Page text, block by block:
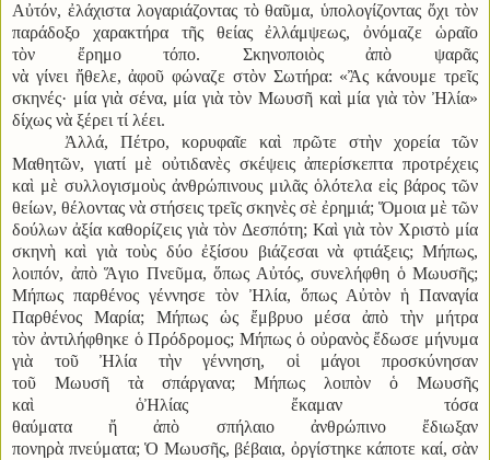
Αὐτόν, ἐλάχιστα λογαριάζοντας τὸ θαῦμα, ὑπολογίζοντας ὄχι τὸν
παράδοξο χαρακτήρα τῆς θείας ἐλλάμψεως, ὀνόμαζε ὡραῖο
τὸν ἔρημο τόπο. Σκηνοποιὸς ἀπὸ ψαρᾶς
νὰ γίνει ἤθελε, ἀφοῦ φώναζε στὸν Σωτήρα: «Ἂς κάνουμε τρεῖς
σκηνές· μία γιὰ σένα, μία γιὰ τὸν Μωυσῆ καὶ μία γιὰ τὸν Ἠλία»
δίχως νὰ ξέρει τί λέει.
Ἀλλά, Πέτρο, κορυφαῖε καὶ πρῶτε στὴν χορεία τῶν
Μαθητῶν, γιατί μὲ οὐτιδανὲς σκέψεις ἀπερίσκεπτα προτρέχεις
καὶ μὲ συλλογισμοὺς ἀνθρώπινους μιλᾶς ὁλότελα εἰς βάρος τῶν
θείων, θέλοντας νὰ στήσεις τρεῖς σκηνὲς σὲ ἐρημιά; Ὅμοια μὲ τῶν
δούλων ἀξία καθορίζεις γιὰ τὸν Δεσπότη; Καὶ γιὰ τὸν Χριστὸ μία
σκηνὴ καὶ γιὰ τοὺς δύο ἐξίσου βιάζεσαι νὰ φτιάξεις; Μήπως,
λοιπόν, ἀπὸ Ἅγιο Πνεῦμα, ὅπως Αὐτός, συνελήφθη ὁ Μωυσῆς;
Μήπως παρθένος γέννησε τὸν Ἠλία, ὅπως Αὐτὸν ἡ Παναγία
Παρθένος Μαρία; Μήπως ὡς ἔμβρυο μέσα ἀπὸ τὴν μήτρα
τὸν ἀντιλήφθηκε ὁ Πρόδρομος; Μήπως ὁ οὐρανὸς ἔδωσε μήνυμα
γιὰ τοῦ Ἠλία τὴν γέννηση, οἱ μάγοι προσκύνησαν
τοῦ Μωυσῆ τὰ σπάργανα; Μήπως λοιπὸν ὁ Μωυσῆς
καὶ ὁἨλίας ἔκαμαν τόσα
θαύματα ἤ ἀπὸ σπήλαιο ἀνθρώπινο ἔδιωξαν
πονηρὰ πνεύματα; Ὁ Μωυσῆς, βέβαια, ὀργίστηκε κάποτε καί, σὰν